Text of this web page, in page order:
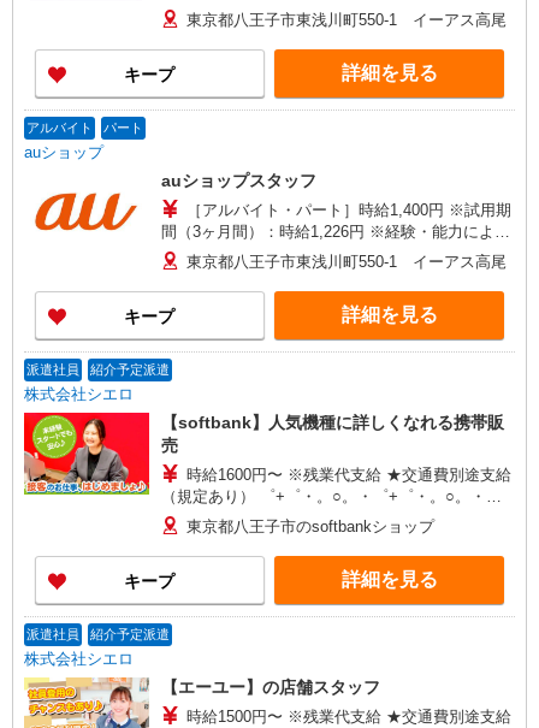
東京都八王子市東浅川町550-1 イーアス高尾
キープ 詳細を見る
アルバイト パート
auショップ
auショップスタッフ
［アルバイト・パート］時給1,400円 ※試用期
間（3ヶ月間）：時給1,226円 ※経験・能力により
優遇します
東京都八王子市東浅川町550-1 イーアス高尾
キープ 詳細を見る
派遣社員 紹介予定派遣
株式会社シエロ
【softbank】人気機種に詳しくなれる携帯販
売
時給1600円〜 ※残業代支給 ★交通費別途支給
（規定あり） ゜+゜・。○。・゜+゜・。○。・゜
+゜ 入社祝い金10万円支給(規定有) お友達を紹介
頂くと, インセンティブ支給(規定有) ★月2回払
い・週払い可能（規程有）★ ゜・。○。・゜
+゜・。○。・゜+゜
東京都八王子市のsoftbankショップ
キープ 詳細を見る
派遣社員 紹介予定派遣
株式会社シエロ
【エーユー】の店舗スタッフ
時給1500円〜 ※残業代支給 ★交通費別途支給